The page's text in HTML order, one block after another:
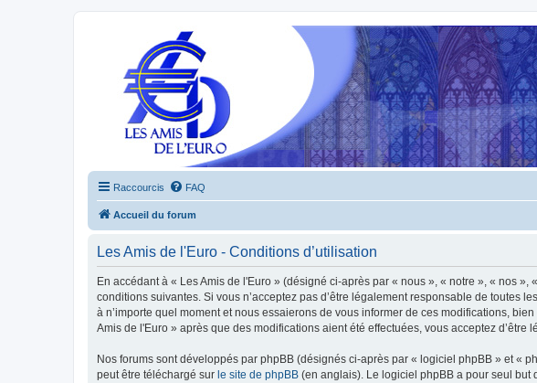
Raccourcis FAQ
Accueil du forum
Les Amis de l'Euro - Conditions d’utilisation
En accédant à « Les Amis de l'Euro » (désigné ci-après par « nous », « notre », « nos
conditions suivantes. Si vous n’acceptez pas d’être légalement responsable de toutes
à n’importe quel moment et nous essaierons de vous informer de ces modifications,
Amis de l'Euro » après que des modifications aient été effectuées, vous acceptez
Nos forums sont développés par phpBB (désignés ci-après par « logiciel phpBB » et «
peut être téléchargé sur le site de phpBB (en anglais). Le logiciel phpBB a pour seul but